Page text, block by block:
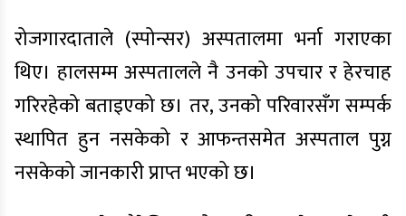
रोजगारदाताले (स्पोन्सर) अस्पतालमा भर्ना गराएका
थिए। हालसम्म अस्पतालले नै उनको उपचार र हेरचाह
गरिरहेको बताइएको छ। तर, उनको परिवारसँग सम्पर्क
स्थापित हुन नसकेको र आफन्तसमेत अस्पताल पुग्न
नसकेको जानकारी प्राप्त भएको छ।